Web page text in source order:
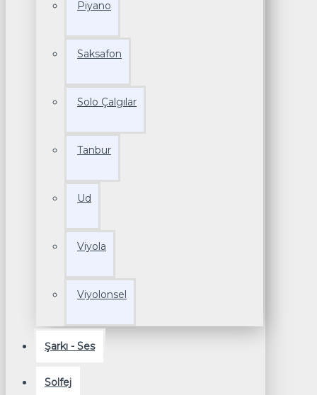
Piyano
Saksafon
Solo Çalgılar
Tanbur
Ud
Viyola
Viyolonsel
Şarkı - Ses
Solfej